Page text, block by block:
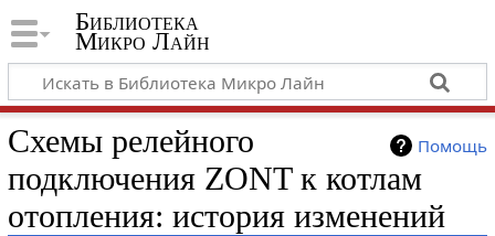
Библиотека
Микро Лайн
Помощь
Схемы релейного
подключения ZONT к котлам
отопления: история изменений